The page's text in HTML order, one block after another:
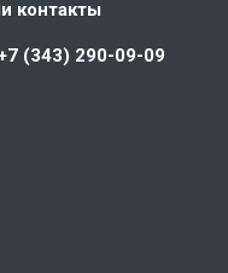
контакты
(343) 290-09-09